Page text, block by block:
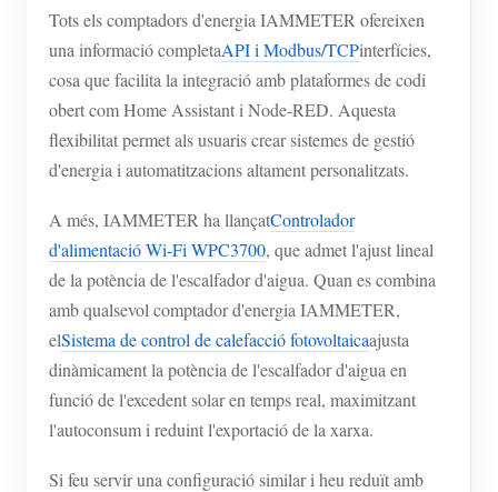
Preguntes freqüents
Notícies
Programa de recompenses
Sobre nosaltres
Tots els comptadors d'energia IAMMETER ofereixen
una informació completaAPI i Modbus/TCPinterfícies,
cosa que facilita la integració amb plataformes de codi
obert com Home Assistant i Node-RED. Aquesta
flexibilitat permet als usuaris crear sistemes de gestió
d'energia i automatitzacions altament personalitzats.
A més, IAMMETER ha llançatControlador
d'alimentació Wi-Fi WPC3700, que admet l'ajust lineal
de la potència de l'escalfador d'aigua. Quan es combina
amb qualsevol comptador d'energia IAMMETER,
elSistema de control de calefacció fotovoltaicaajusta
dinàmicament la potència de l'escalfador d'aigua en
funció de l'excedent solar en temps real, maximitzant
l'autoconsum i reduint l'exportació de la xarxa.
Si feu servir una configuració similar i heu reduït amb